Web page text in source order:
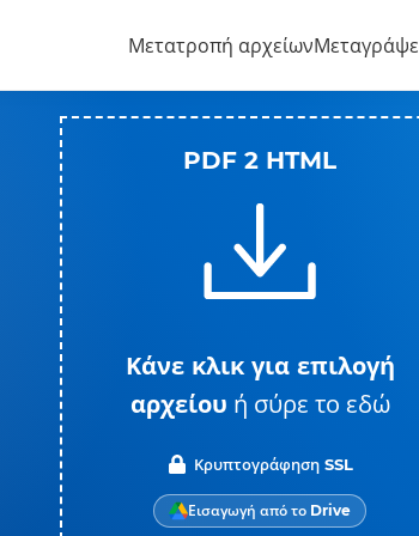
Μετατροπή αρχείωνΜεταγράψε
PDF 2 HTML
Κάνε κλικ για επιλογή
αρχείου ή σύρε το εδώ
Κρυπτογράφηση SSL
Εισαγωγή από το Drive